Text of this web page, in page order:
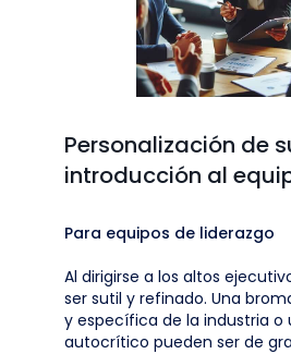
Personalización de
introducción al
Para equipos de liderazgo
Al dirigirse a los altos
ser sutil y refinado. Una
y específica de la industria
autocrítico pueden ser de